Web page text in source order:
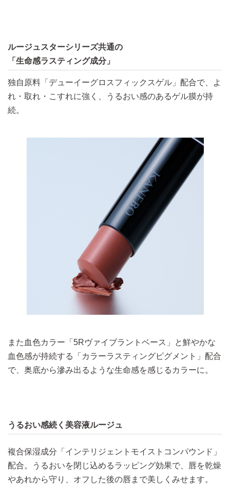
ルージュスターシリーズ共通の
「生命感ラスティング成分」
独自原料「デューイーグロスフィックスゲル」配合で、よ
れ・取れ・こすれに強く、うるおい感のあるゲル膜が持
続。
また血色カラー「5Rヴァイブラントベース」と鮮やかな
血色感が持続する「カラーラスティングピグメント」配合
で、奥底から滲み出るような生命感を感じるカラーに。
うるおい感続く美容液ルージュ​
複合保湿成分「インテリジェントモイストコンパウンド」
配合。うるおいを閉じ込めるラッピング効果で、唇を乾燥
やあれから守り、オフした後の唇まで美しくみせます。​